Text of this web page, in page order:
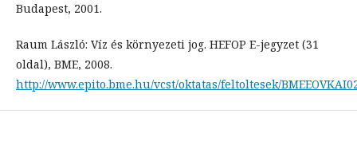
Budapest, 2001.
Raum László: Víz és környezeti jog. HEFOP E-jegyzet (31
oldal), BME, 2008.
http://www.epito.bme.hu/vcst/oktatas/feltoltesek/